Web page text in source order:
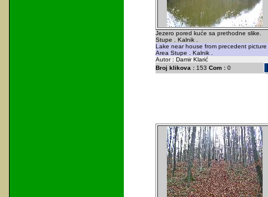
Jezero pored kuće sa prethodne slike.
Stupe . Kalnik .
Lake near house from precedent picture
Area Stupe . Kalnik .
Autor : Damir Klarić
Broj klikova :153 Com :0